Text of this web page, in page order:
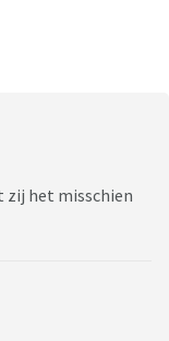
zij het misschien